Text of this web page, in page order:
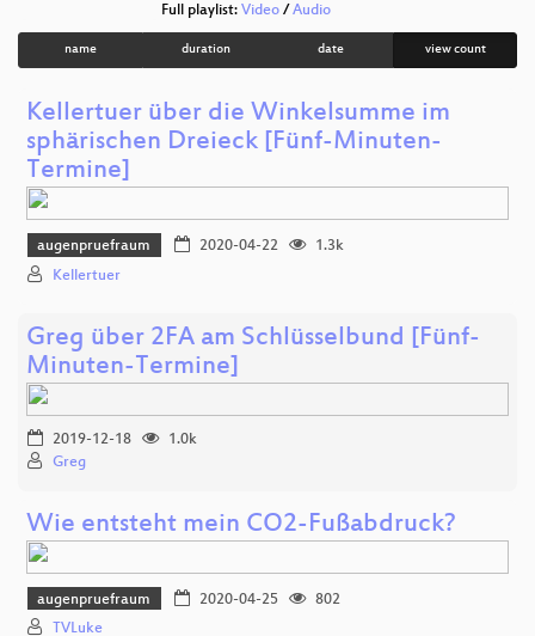
Full playlist: Video / Audio
name duration date view count
Kellertuer über die Winkelsumme im
sphärischen Dreieck [Fünf-Minuten-
Termine]
augenpruefraum 2020-04-22
1.3k
Kellertuer
Greg über 2FA am Schlüsselbund [Fünf-
Minuten-Termine]
2019-12-18
1.0k
Greg
Wie entsteht mein CO2-Fußabdruck?
augenpruefraum 2020-04-25
802
TVLuke